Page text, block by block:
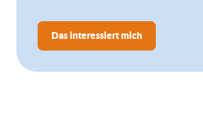
Das interessiert mich